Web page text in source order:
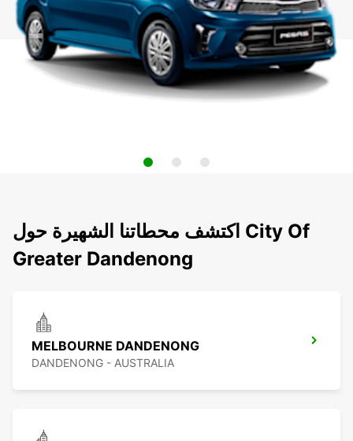
اكتشف محطاتنا الشهيرة حول City Of
Greater Dandenong
MELBOURNE DANDENONG
DANDENONG - AUSTRALIA